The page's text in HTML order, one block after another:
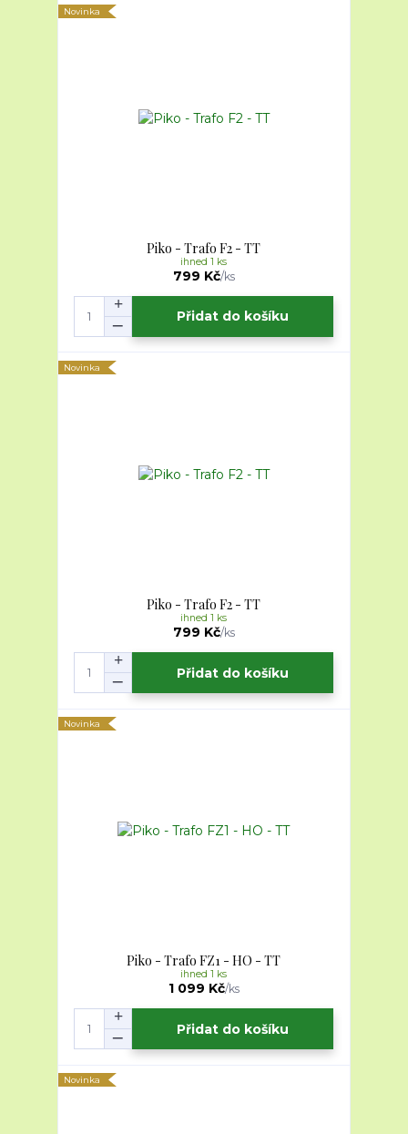
Novinka
Piko - Trafo F2 - TT
799 Kč/ks
ihned 1 ks
Přidat do košíku
Novinka
Piko - Trafo F2 - TT
799 Kč/ks
ihned 1 ks
Přidat do košíku
Novinka
Piko - Trafo FZ1 - HO - TT
1 099 Kč/ks
ihned 1 ks
Přidat do košíku
Novinka